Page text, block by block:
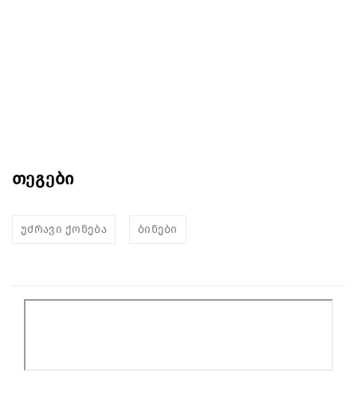
თეგები
უძრავი ქონება ბინები